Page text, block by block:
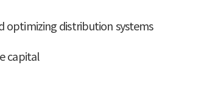
optimizing distribution systems
capital